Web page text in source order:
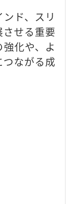
ド、スリ
せる重要
化や、よ
ながる成